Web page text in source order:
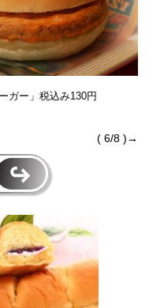
ガー」税込み130円
( 6/8 )→